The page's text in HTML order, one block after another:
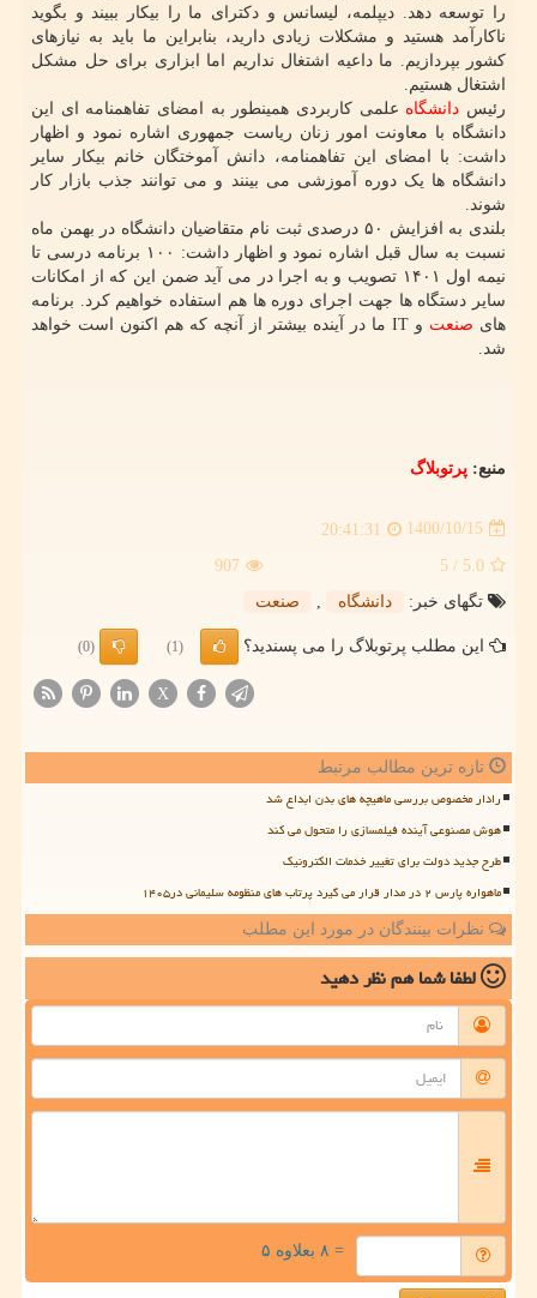
را توسعه دهد. دیپلمه، لیسانس و دکترای ما را بیکار ببیند و بگوید
ناکارآمد هستید و مشکلات زیادی دارید، بنابراین ما باید به نیازهای
کشور بپردازیم. ما داعیه اشتغال نداریم اما ابزاری برای حل مشکل
اشتغال هستیم.
رئیس دانشگاه علمی کاربردی همینطور به امضای تفاهمنامه ای این
دانشگاه با معاونت امور زنان ریاست جمهوری اشاره نمود و اظهار
داشت: با امضای این تفاهمنامه، دانش آموختگان خانم بیکار سایر
دانشگاه ها یک دوره آموزشی می بینند و می توانند جذب بازار کار
شوند.
بلندی به افزایش ۵۰ درصدی ثبت نام متقاضیان دانشگاه در بهمن ماه
نسبت به سال قبل اشاره نمود و اظهار داشت: ۱۰۰ برنامه درسی تا
نیمه اول ۱۴۰۱ تصویب و به اجرا در می آید ضمن این که از امکانات
سایر دستگاه ها جهت اجرای دوره ها هم استفاده خواهیم کرد. برنامه
های صنعت
و IT ما در آینده بیشتر از آنچه که هم اکنون است خواهد
شد.
منبع: پرتوبلاگ
1400/10/15
20:41:31
5.0
/ 5
907
تگهای خبر:
دانشگاه صنعت
این مطلب پرتوبلاگ را می پسندید؟ (1)
(0)
X
تازه ترین مطالب مرتبط
رادار مخصوص بررسی ماهیچه های بدن ابداع شد
هوش مصنوعی آینده فیلمسازی را متحول می کند
طرح جدید دولت برای تغییر خدمات الکترونیک
ماهواره پارس ۲ در مدار قرار می گیرد پرتاب های منظومه سلیمانی در۱۴۰۵
نظرات بینندگان در مورد این مطلب
لطفا شما همنظر دهید
= ۸ بعلاوه ۵